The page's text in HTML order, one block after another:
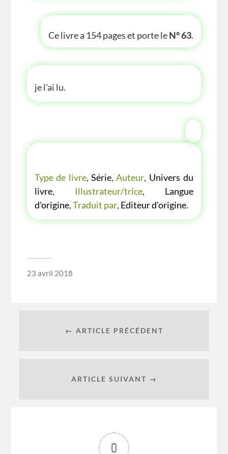
P'TITE INFOS
Ce livre a 154 pages et porte leN° 63.
P'TITE ANECDOTE
je l'ai lu.
LES P'TITES LISTES DES BIBLIOTHÈQUE
Type de livre, Série, Auteur, Univers du
livre, Illustrateur/trice, Langue
d'origine,Traduit par, Editeur d'origine.
23 avril 2018
← ARTICLE PRÉCÉDENT
ARTICLE SUIVANT →
0